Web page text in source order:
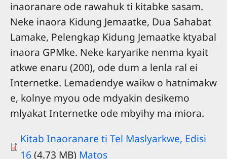
inaoranare ode rawahuk ti kitabke sasam.
Neke inaora Kidung Jemaatke, Dua Sahabat
Lamake, Pelengkap Kidung Jemaatke ktyabal
inaora GPMke. Neke karyarike nenma kyait
atkwe enaru (200), ode dum a lenla ral ei
Internetke. Lemadendye waikw o hatnimakw
e, kolnye myou ode mdyakin desikemo
mlyakat Internetke ode mbyihy ma miora.
Kitab Inaoranare ti Tel Maslyarkwe, Edisi
16 (4.73 MB) Matos